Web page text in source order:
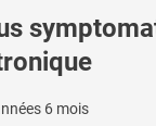
6 mois